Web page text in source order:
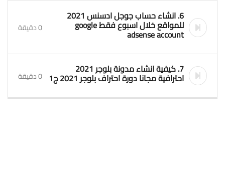
6. انشاء حساب جوجل ادسنس 2021
للمواقع خلال اسبوع فقط google
adsense account 0 دقيقة
7. كيفية انشاء مدونة بلوجر 2021
احترافية مجانا دورة احتراف بلوجر 2021 ج1 0 دقيقة